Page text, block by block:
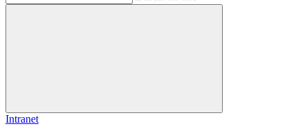
Buscar
Intranet